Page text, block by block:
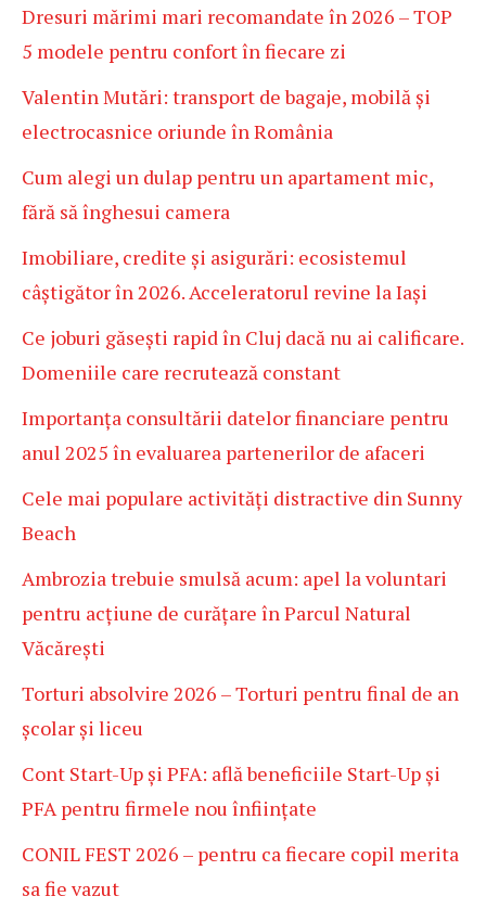
Dresuri mărimi mari recomandate în 2026 – TOP
5 modele pentru confort în fiecare zi
Valentin Mutări: transport de bagaje, mobilă și
electrocasnice oriunde în România
Cum alegi un dulap pentru un apartament mic,
fără să înghesui camera
Imobiliare, credite și asigurări: ecosistemul
câștigător în 2026. Acceleratorul revine la Iași
Ce joburi găsești rapid în Cluj dacă nu ai calificare.
Domeniile care recrutează constant
Importanța consultării datelor financiare pentru
anul 2025 în evaluarea partenerilor de afaceri
Cele mai populare activități distractive din Sunny
Beach
Ambrozia trebuie smulsă acum: apel la voluntari
pentru acțiune de curățare în Parcul Natural
Văcărești
Torturi absolvire 2026 – Torturi pentru final de an
școlar și liceu
Cont Start-Up și PFA: află beneficiile Start-Up și
PFA pentru firmele nou înființate
CONIL FEST 2026 – pentru ca fiecare copil merita
sa fie vazut